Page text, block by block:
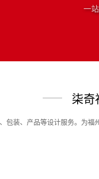
一
柒奇
包装、产品等设计服务。为